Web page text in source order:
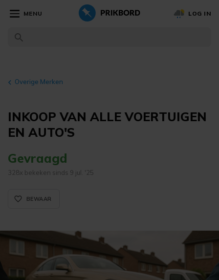
MENU LOG IN
Overige Merken
INKOOP VAN ALLE VOERTUIGEN
EN AUTO'S
Gevraagd
328x bekeken sinds 9 jul. '25
favorite_border_rounded
BEWAAR